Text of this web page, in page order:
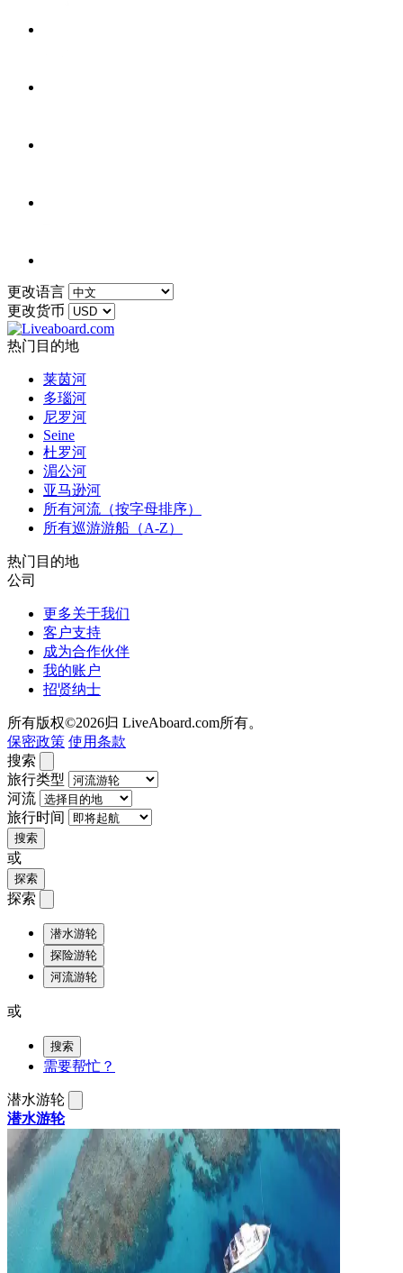
更改语言
更改货币
热门目的地
莱茵河
多瑙河
尼罗河
Seine
杜罗河
湄公河
亚马逊河
所有河流（按字母排序）
所有巡游游船（A-Z）
热门目的地
公司
更多关于我们
客户支持
成为合作伙伴
我的账户
招贤纳士
所有版权©2026归 LiveAboard.com所有。
保密政策 使用条款
搜索
旅行类型
河流
旅行时间
搜索
或
探索
探索
潜水游轮
探险游轮
河流游轮
或
搜索
需要帮忙？
潜水游轮
潜水游轮